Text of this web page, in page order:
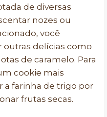
de diversas
nozes ou
você
delícias como
de caramelo. Para
cookie mais
a farinha de trigo por
frutas secas.